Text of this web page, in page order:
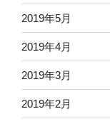
2019年5月
2019年4月
2019年3月
2019年2月